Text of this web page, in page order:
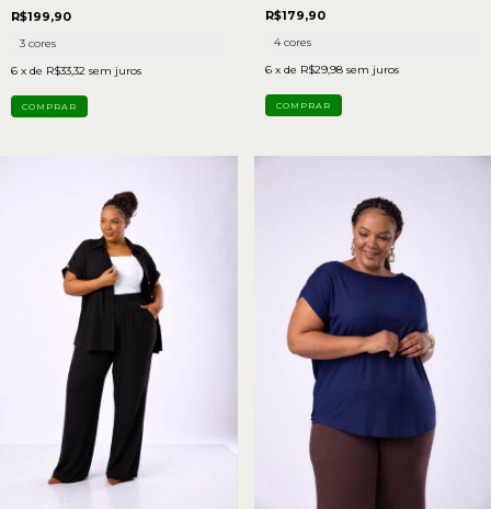
R$199,90
3 cores
6 x de R$33,32 sem juros
COMPRAR
R$179,90
4 cores
6 x de R$29,98 sem juros
COMPRAR